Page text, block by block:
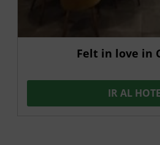
Felt in love in
IR AL